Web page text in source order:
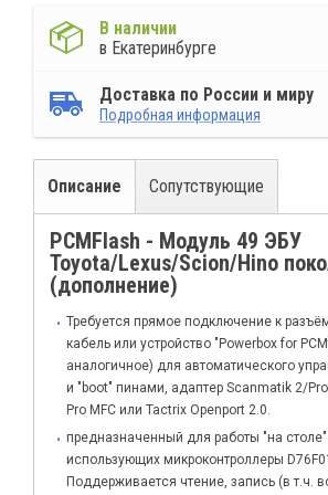
В наличии
в Екатеринбурге
Доставка по России и миру
Подробная информация
Описание Сопутствующие
PCMFlash - Модуль 49 ЭБУ
Toyota/Lexus/Scion/Hino
(дополнение)
Требуется прямое подключение к
кабель или устройство "Powerbox for
аналогичное) для автоматического
и "boot" пинами, адаптер Scanmatik 2/
Pro MFC или Tactrix Openport 2.0.
предназначенный для работы "на
использующих микроконтроллеры
Поддерживается чтение, запись (в т.ч.